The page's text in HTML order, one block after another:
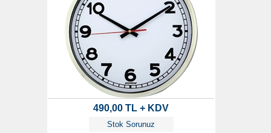
490,00 TL + KDV
Stok Sorunuz